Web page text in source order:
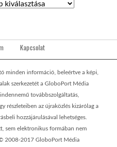
Kapcsolat
minden információ, beleértve a képi,
szerkezetét a GloboPort Média
továbbszolgáltatás,
részleteiben az újraközlés kizárólag a
hozzájárulásával lehetséges.
sem elektronikus formában nem
2008-2017 GloboPort Média